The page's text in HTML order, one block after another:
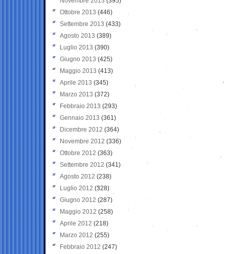
Ottobre 2013 (446)
Settembre 2013 (433)
Agosto 2013 (389)
Luglio 2013 (390)
Giugno 2013 (425)
Maggio 2013 (413)
Aprile 2013 (345)
Marzo 2013 (372)
Febbraio 2013 (293)
Gennaio 2013 (361)
Dicembre 2012 (364)
Novembre 2012 (336)
Ottobre 2012 (363)
Settembre 2012 (341)
Agosto 2012 (238)
Luglio 2012 (328)
Giugno 2012 (287)
Maggio 2012 (258)
Aprile 2012 (218)
Marzo 2012 (255)
Febbraio 2012 (247)